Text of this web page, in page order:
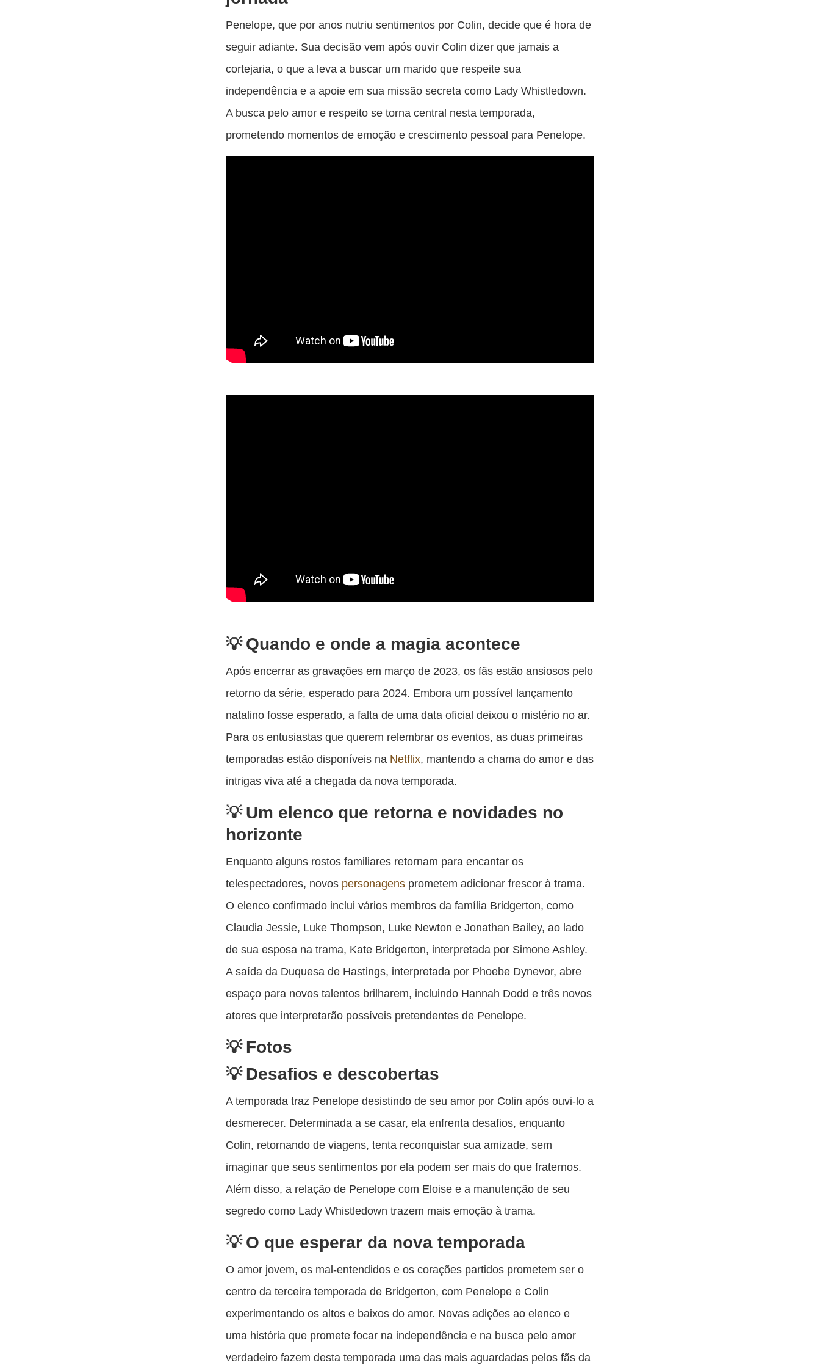
Penelope, que por anos nutriu sentimentos por Colin, decide que é hora de
seguir adiante. Sua decisão vem após ouvir Colin dizer que jamais a
cortejaria, o que a leva a buscar um marido que respeite sua
independência e a apoie em sua missão secreta como Lady Whistledown.
A busca pelo amor e respeito se torna central nesta temporada,
prometendo momentos de emoção e crescimento pessoal para Penelope.
Quando e onde a magia acontece
Após encerrar as gravações em março de 2023, os fãs estão ansiosos pelo
retorno da série, esperado para 2024. Embora um possível lançamento
natalino fosse esperado, a falta de uma data oficial deixou o mistério no ar.
Para os entusiastas que querem relembrar os eventos, as duas primeiras
temporadas estão disponíveis na Netflix, mantendo a chama do amor e das
intrigas viva até a chegada da nova temporada.
Um elenco que retorna e novidades no
horizonte
Enquanto alguns rostos familiares retornam para encantar os
telespectadores, novos personagens prometem adicionar frescor à trama.
O elenco confirmado inclui vários membros da família Bridgerton, como
Claudia Jessie, Luke Thompson, Luke Newton e Jonathan Bailey, ao lado
de sua esposa na trama, Kate Bridgerton, interpretada por Simone Ashley.
A saída da Duquesa de Hastings, interpretada por Phoebe Dynevor, abre
espaço para novos talentos brilharem, incluindo Hannah Dodd e três novos
atores que interpretarão possíveis pretendentes de Penelope.
Fotos
Desafios e descobertas
A temporada traz Penelope desistindo de seu amor por Colin após ouvi-lo a
desmerecer. Determinada a se casar, ela enfrenta desafios, enquanto
Colin, retornando de viagens, tenta reconquistar sua amizade, sem
imaginar que seus sentimentos por ela podem ser mais do que fraternos.
Além disso, a relação de Penelope com Eloise e a manutenção de seu
segredo como Lady Whistledown trazem mais emoção à trama.
O que esperar da nova temporada
O amor jovem, os mal-entendidos e os corações partidos prometem ser o
centro da terceira temporada de Bridgerton, com Penelope e Colin
experimentando os altos e baixos do amor. Novas adições ao elenco e
uma história que promete focar na independência e na busca pelo amor
verdadeiro fazem desta temporada uma das mais aguardadas pelos fãs da